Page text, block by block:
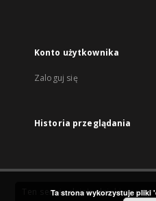
Konto użytkownika
Zaloguj się
Historia przeglądania
Ten serwis działa dzięki
Ta strona wykorzystuje pliki